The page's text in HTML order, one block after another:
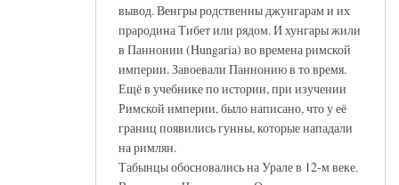
вывод. Венгры родственны джунгарам и их
прародина Тибет или рядом. И хунгары жили
в Паннонии (Hungaria) во времена римской
империи. Завоевали Паннонию в то время.
Ещё в учебнике по истории, при изучении
Римской империи, было написано, что у её
границ появились гунны, которые нападали
на римлян.
Табынцы обосновались на Урале в 12-м веке.